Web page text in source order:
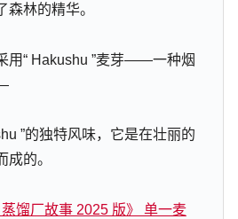
森林的精华。
用“ Hakushu ”麦芽——一种烟
”的独特风味，它是在壮丽的
成的。
馏厂故事 2025 版》 单一麦